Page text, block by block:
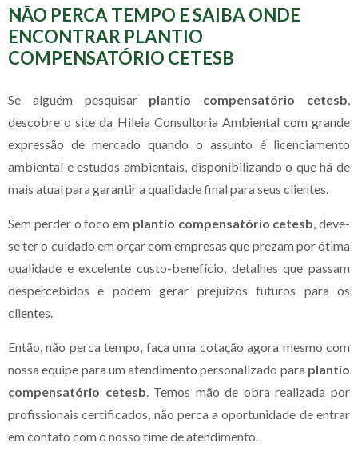
NÃO PERCA TEMPO E SAIBA ONDE
ENCONTRAR PLANTIO
COMPENSATÓRIO CETESB
Se alguém pesquisar plantio compensatório cetesb,
descobre o site da Hileia Consultoria Ambiental com grande
expressão de mercado quando o assunto é licenciamento
ambiental e estudos ambientais, disponibilizando o que há de
mais atual para garantir a qualidade final para seus clientes.
Sem perder o foco em plantio compensatório cetesb, deve-
se ter o cuidado em orçar com empresas que prezam por ótima
qualidade e excelente custo-benefício, detalhes que passam
despercebidos e podem gerar prejuízos futuros para os
clientes.
Então, não perca tempo, faça uma cotação agora mesmo com
nossa equipe para um atendimento personalizado para plantio
compensatório cetesb. Temos mão de obra realizada por
profissionais certificados, não perca a oportunidade de entrar
em contato com o nosso time de atendimento.